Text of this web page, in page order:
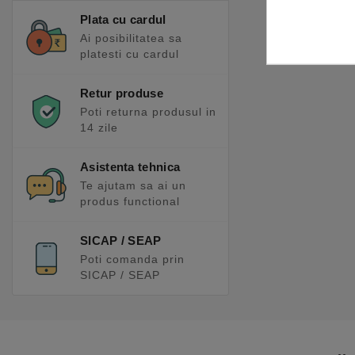
Plata cu cardul
Ai posibilitatea sa
platesti cu cardul
Retur produse
Poti returna produsul in
14 zile
Asistenta tehnica
Te ajutam sa ai un
produs functional
SICAP / SEAP
Poti comanda prin
SICAP / SEAP